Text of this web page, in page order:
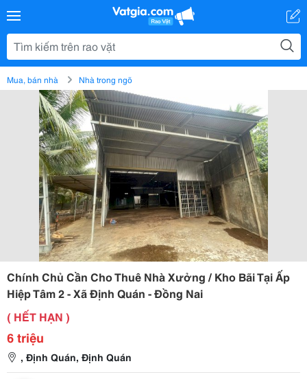
Mua, bán nhà Nhà trong ngõ
Chính Chủ Cần Cho Thuê Nhà Xưởng / Kho Bãi Tại Ấp
Hiệp Tâm 2 - Xã Định Quán - Đồng Nai
( HẾT HẠN )
6 triệu
, Định Quán, Định Quán